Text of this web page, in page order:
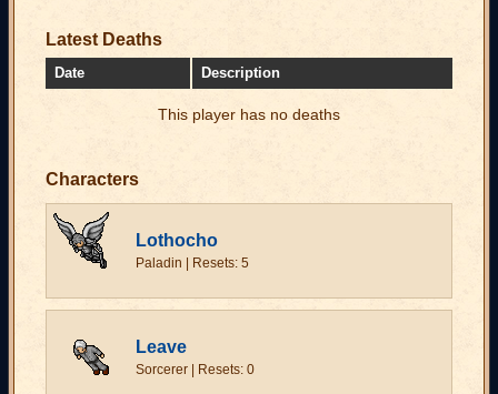
Latest Deaths
Date Description
This player has no deaths
Characters
Lothocho
Paladin | Resets: 5
Leave
Sorcerer | Resets: 0